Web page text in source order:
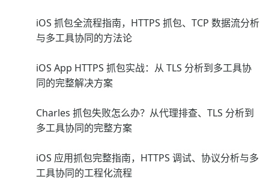
iOS 抓包全流程指南，HTTPS 抓包、TCP 数据流分析
与多工具协同的方法论
iOS App HTTPS 抓包实战：从 TLS 分析到多工具协
同的完整解决方案
Charles 抓包失败怎么办？从代理排查、TLS 分析到
多工具协同的完整方案
iOS 应用抓包完整指南，HTTPS 调试、协议分析与多
工具协同的工程化流程